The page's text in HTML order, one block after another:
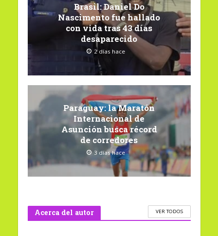
Brasil: Daniel Do
Nascimento fue hallado
con vida tras 43 días
desaparecido
2 días hace
Paraguay: la Maratón
Internacional de
Asunción busca récord
de corredores
3 días hace
Acerca del autor VER TODOS